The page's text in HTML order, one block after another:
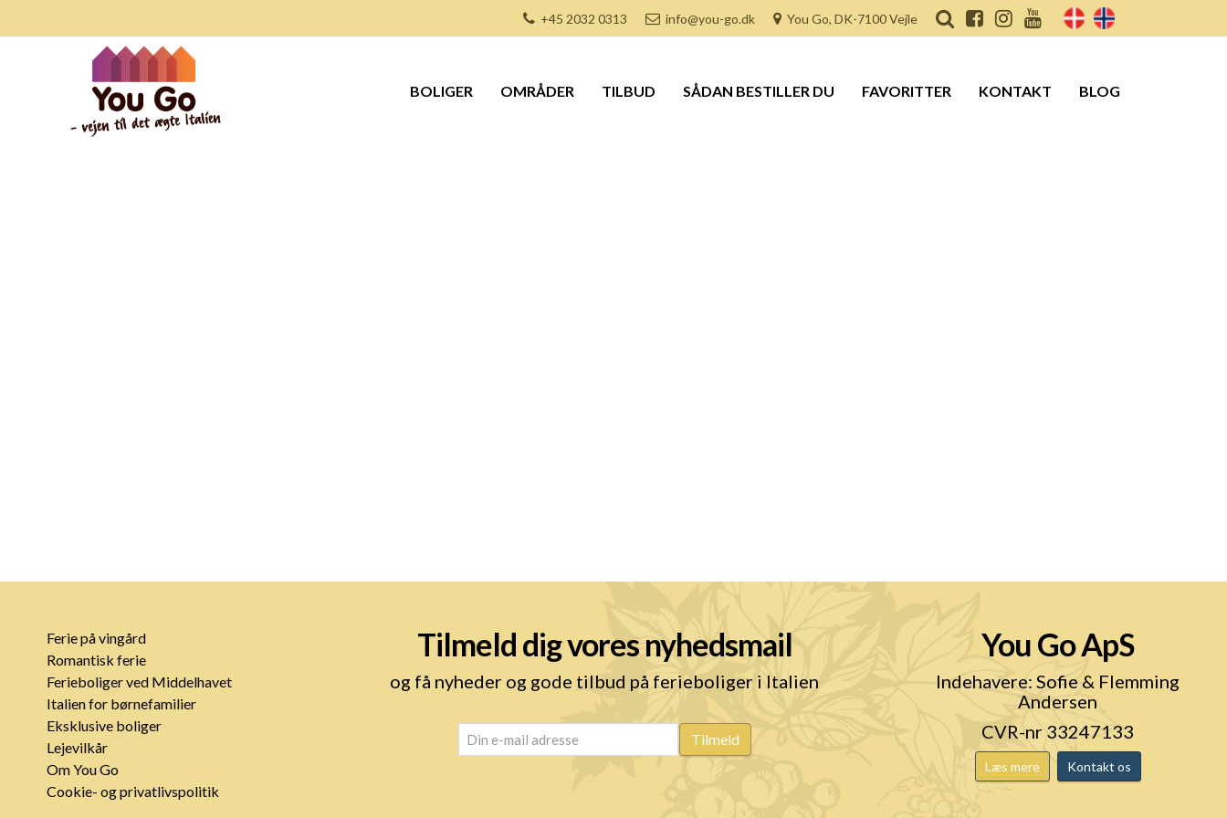
+45 2032 0313 info@you-go.dk You Go, DK-7100 Vejle
BOLIGER OMRÅDER TILBUD SÅDAN BESTILLER DU FAVORITTER KONTAKT BLOG
Ferie på vingård
Romantisk ferie
Ferieboliger ved Middelhavet
Italien for børnefamilier
Eksklusive boliger
Lejevilkår
Om You Go
Cookie- og privatlivspolitik
Tilmeld dig vores nyhedsmail
og få nyheder og gode tilbud på ferieboliger i Italien
email (Påkrævet) Tilmeld
You Go ApS
Indehavere: Sofie & Flemming
Andersen
CVR-nr 33247133
Læs mere Kontakt os